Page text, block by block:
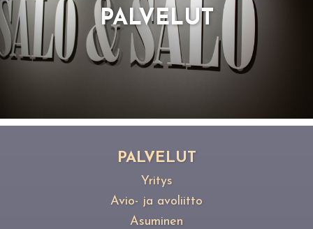
PAL­VE­LUT
PAL­VE­LUT
Yritys
Avio- ja avoliitto
Asuminen